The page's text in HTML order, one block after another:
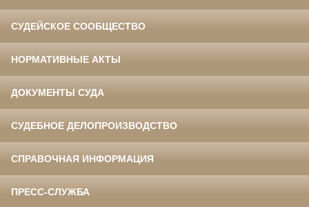
СУДЕЙСКОЕ СООБЩЕСТВО
НОРМАТИВНЫЕ АКТЫ
ДОКУМЕНТЫ СУДА
СУДЕБНОЕ ДЕЛОПРОИЗВОДСТВО
СПРАВОЧНАЯ ИНФОРМАЦИЯ
ПРЕСС-СЛУЖБА